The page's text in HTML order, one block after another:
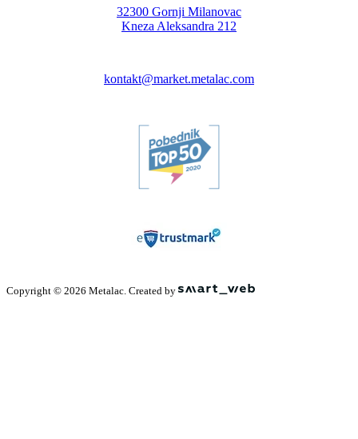
32300 Gornji Milanovac
Kneza Aleksandra 212
kontakt@market.metalac.com
Copyright © 2026 Metalac. Created by